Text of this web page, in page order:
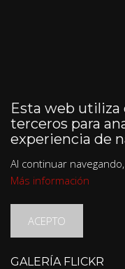
Esta web utiliza
terceros para
experiencia de
Al continuar
Más información
ACEPTO
GALERÍA FLICKR